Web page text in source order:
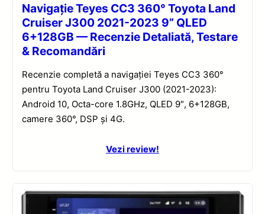
Navigație Teyes CC3 360° Toyota Land
Cruiser J300 2021-2023 9” QLED
6+128GB — Recenzie Detaliată, Testare
& Recomandări
Recenzie completă a navigației Teyes CC3 360°
pentru Toyota Land Cruiser J300 (2021-2023):
Android 10, Octa-core 1.8GHz, QLED 9″, 6+128GB,
camere 360°, DSP și 4G.
Vezi review!